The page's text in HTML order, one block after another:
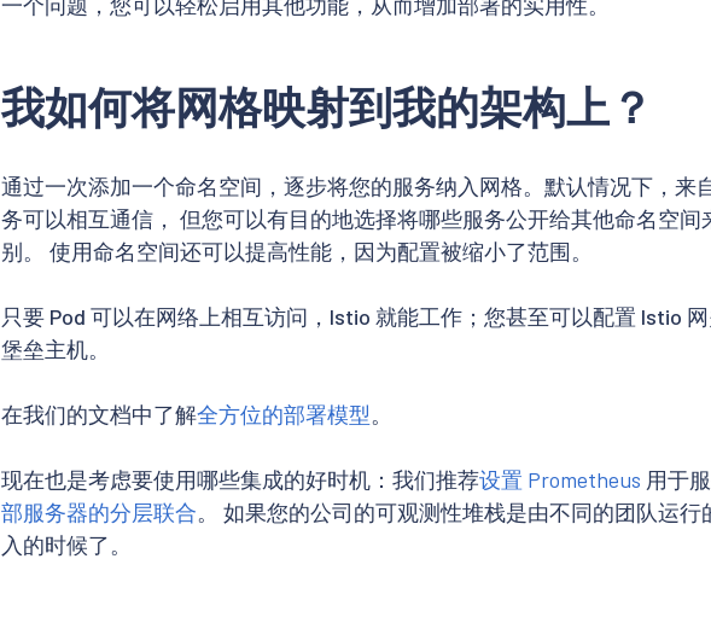
我如何将网格映射到我的架构上？
通过一次添加一个命名空间，逐步将您的服务纳入网格。默认情况下，来
务可以相互通信， 但您可以有目的地选择将哪些服务公开给其他命名空间
别。 使用命名空间还可以提高性能，因为配置被缩小了范围。
只要 Pod 可以在网络上相互访问，Istio 就能工作；您甚至可以配置 Istio
堡垒主机。
在我们的文档中了解全方位的部署模型。
现在也是考虑要使用哪些集成的好时机：我们推荐设置 Prometheus 用于
部服务器的分层联合。 如果您的公司的可观测性堆栈是由不同的团队运行
入的时候了。